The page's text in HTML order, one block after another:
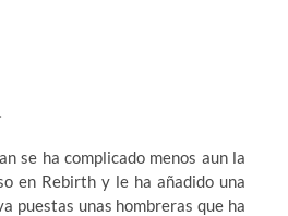
se ha complicado menos aun la
en Rebirth y le ha añadido una
puestas unas hombreras que ha